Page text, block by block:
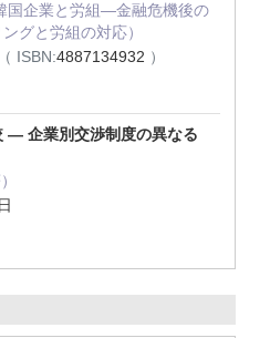
国企業と労組―金融危機後の
グと労組の対応）
（ ISBN:4887134932 ）
― 企業別交渉制度の異なる